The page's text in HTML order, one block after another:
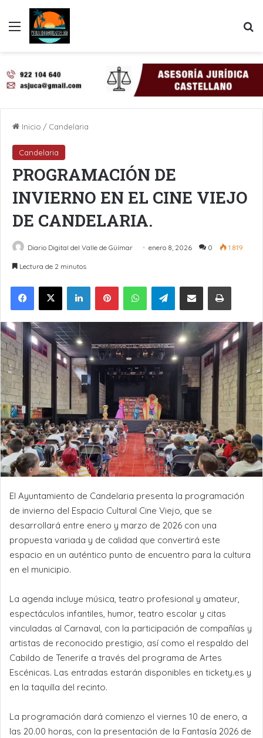
Menú
Inicio / Candelaria
Candelaria
PROGRAMACIÓN DE
INVIERNO EN EL CINE VIEJO
DE CANDELARIA.
Diario Digital del Valle de Güímar enero 8, 2026 0 1.819
Lectura de 2 minutos
LinkedInPinterestWhatsAppTelegramCompartir por Email Imprimir
El Ayuntamiento de Candelaria presenta la programación
de invierno del Espacio Cultural Cine Viejo, que se
desarrollará entre enero y marzo de 2026 con una
propuesta variada y de calidad que convertirá este
espacio en un auténtico punto de encuentro para la cultura
en el municipio.
La agenda incluye música, teatro profesional y amateur,
espectáculos infantiles, humor, teatro escolar y citas
vinculadas al Carnaval, con la participación de compañías y
artistas de reconocido prestigio, así como el respaldo del
Cabildo de Tenerife a través del programa de Artes
Escénicas. Las entradas estarán disponibles en tickety.es y
en la taquilla del recinto.
La programación dará comienzo el viernes 10 de enero, a
las 20.00 horas, con la presentación de la Fantasía 2026 de